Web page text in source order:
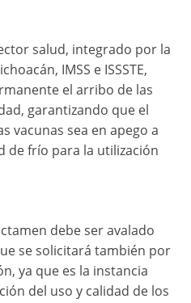
salud, integrado por la
IMSS e ISSSTE,
el arribo de las
garantizando que el
vacunas sea en apego a
de frío para la utilización
debe ser avalado
se solicitará también por
ya que es la instancia
del uso y calidad de los